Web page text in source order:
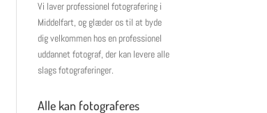
Vi laver professionel fotografering i
Middelfart, og glæder os til at byde
dig velkommen hos en professionel
uddannet fotograf, der kan levere alle
slags fotograferinger.
Alle kan fotograferes